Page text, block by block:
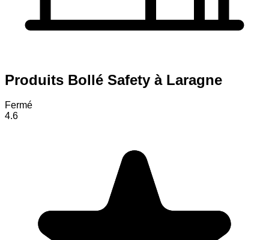
Produits Bollé Safety à Laragne
Fermé
4.6